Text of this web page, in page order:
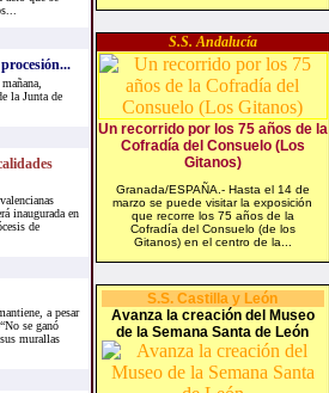
la Junta de
inaugurada en
de
a pesar
se ganó
murallas
S.S. Andalucía
Un recorrido por los 75 años de la
Cofradía del Consuelo (Los
Gitanos)
Granada/ESPAÑA.- Hasta el 14 de
marzo se puede visitar la exposición
que recorre los 75 años de la
Cofradía del Consuelo (de los
Gitanos) en el centro de la...
S.S. Castilla y León
Avanza la creación del Museo
de la Semana Santa de León